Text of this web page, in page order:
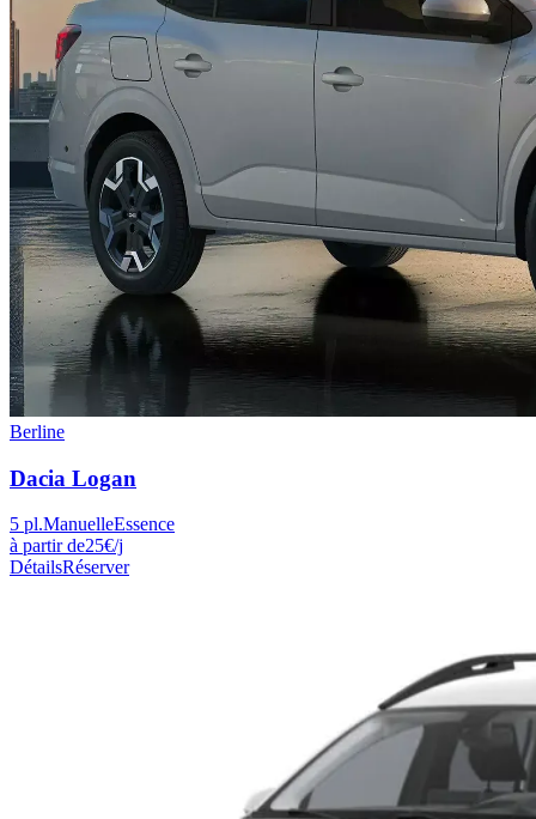
Berline
Dacia Logan
5 pl.ManuelleEssence
à partir de25€/j
DétailsRéserver